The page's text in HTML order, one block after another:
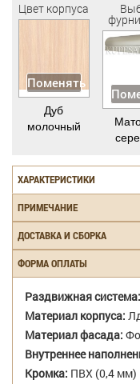
Цвет корпуса
Поменять
Дуб
молочный
ХАРАКТЕРИСТИКИ
ПРИМЕЧАНИЕ
ДОСТАВКА И СБОРКА
ФОРМА ОПЛАТЫ
Раздвижная система:
Материал корпуса:
Материал фасада:
Внутреннее
Кромка: ПВХ (0,4 мм)